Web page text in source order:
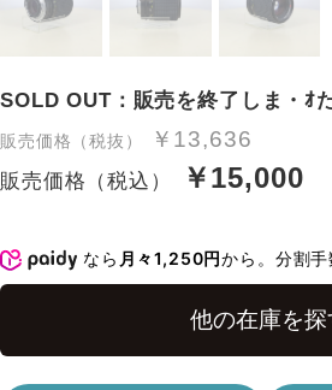
SOLD OUT：販売を終了しま・ｵ
販売価格（税抜） ￥13,636
販売価格（税込） ￥15,000
なら 月々1,250円から。分割